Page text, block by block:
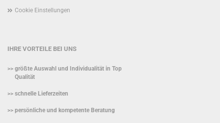
Cookie Einstellungen
IHRE VORTEILE BEI UNS
>> größte Auswahl und Individualität in Top
Qualität
>> schnelle Lieferzeiten
>> persönliche und kompetente Beratung